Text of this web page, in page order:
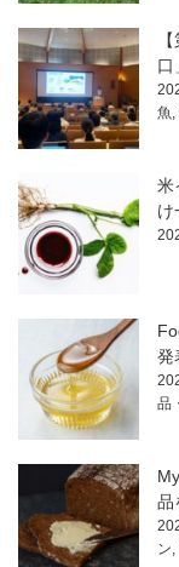
口
魚
米
け
発
品
品
ン